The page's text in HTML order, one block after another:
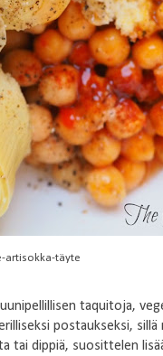
artisokka-täyte
taquitoja,
postaukseksi,
tai dippiä, suosittelen